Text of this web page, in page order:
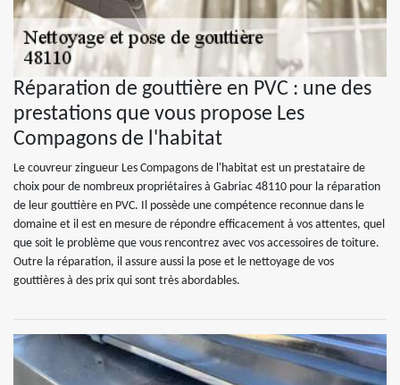
Réparation de gouttière en PVC : une des
prestations que vous propose Les
Compagons de l'habitat
Le couvreur zingueur Les Compagons de l'habitat est un prestataire de
choix pour de nombreux propriétaires à Gabriac 48110 pour la réparation
de leur gouttière en PVC. Il possède une compétence reconnue dans le
domaine et il est en mesure de répondre efficacement à vos attentes, quel
que soit le problème que vous rencontrez avec vos accessoires de toiture.
Outre la réparation, il assure aussi la pose et le nettoyage de vos
gouttières à des prix qui sont très abordables.